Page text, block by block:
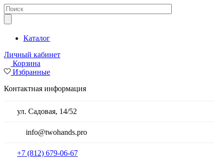
Каталог
Личный кабинет
Корзина
Избранные
Контактная информация
ул. Садовая, 14/52
info@twohands.pro
+7 (812) 679-06-67